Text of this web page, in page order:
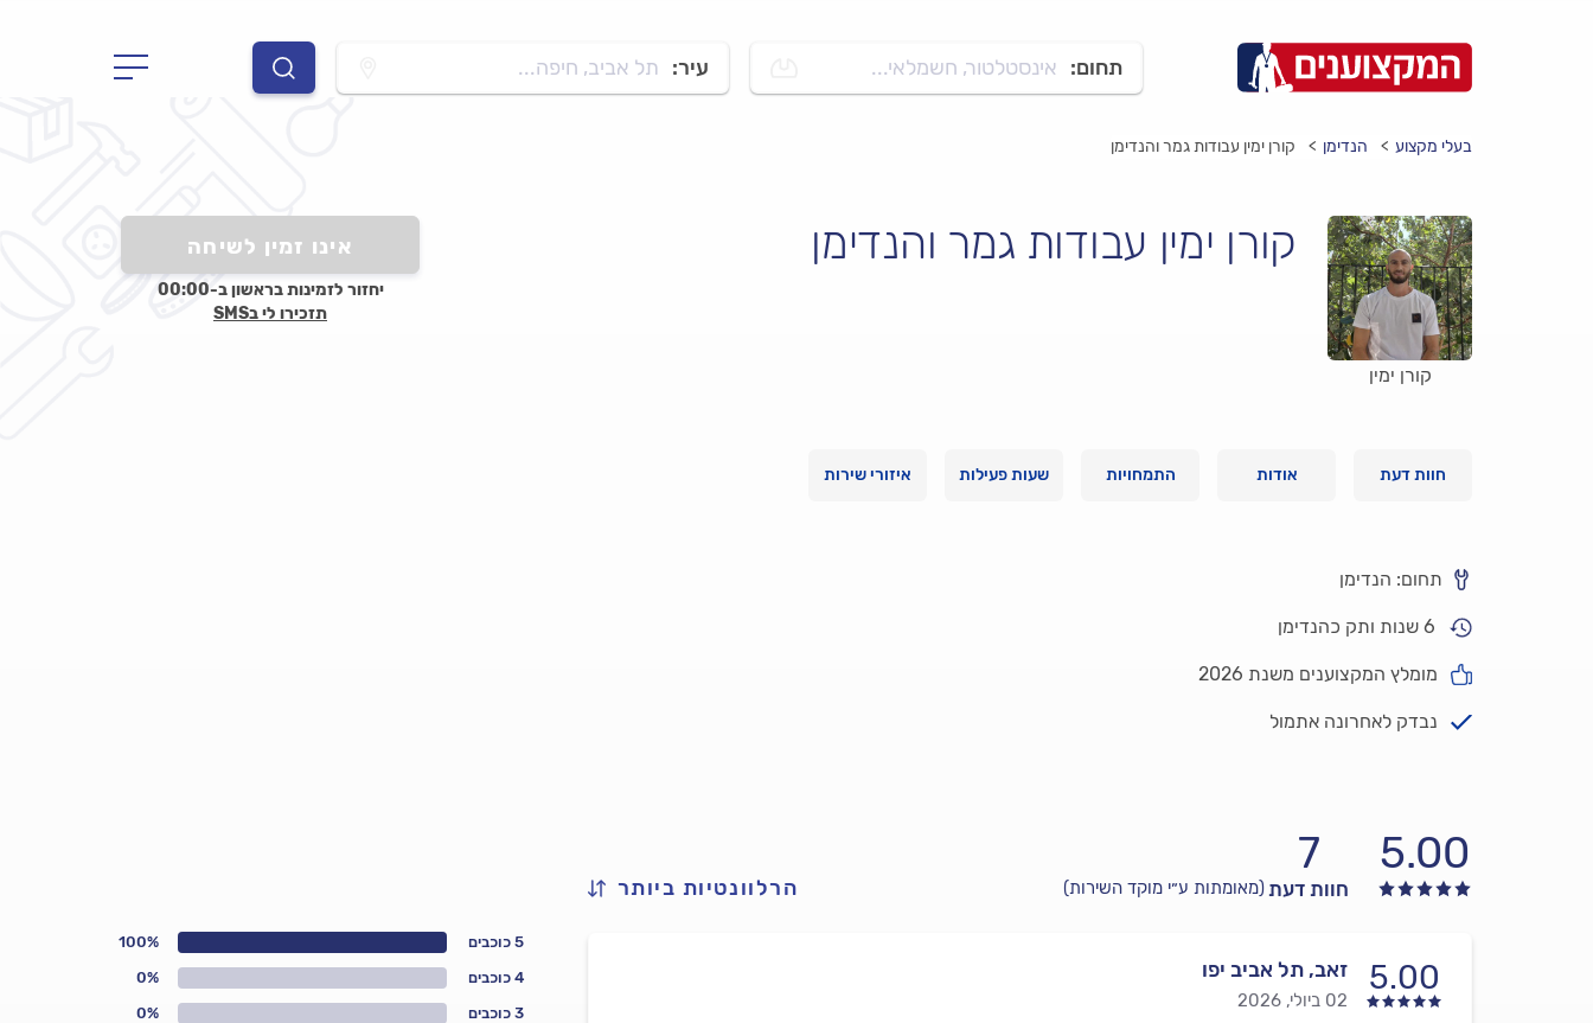
תחום: אינסטלטור, חשמלאי... עיר: תל אביב, חיפה...
בעלי מקצוע הנדימן קורן ימין עבודות גמר והנדימן
קורן ימין
קורן ימין עבודות גמר והנדימן אינו זמין לשיחה
יחזור לזמינות בראשון ב-00:00
תזכירו לי בSMS
חוות דעת אודות התמחויות שעות פעילות איזורי שירות
תחום: הנדימן
6 שנות ותק כהנדימן
מומלץ המקצוענים משנת 2026
נבדק לאחרונה אתמול
5.00
7
חוות דעת(מאומתות ע״י מוקד השירות) הרלוונטיות ביותר
3 כוכבים 0%
4 כוכבים 0%
5 כוכבים 100%
5.00 זאב, תל אביב יפו
02 ביולי, 2026